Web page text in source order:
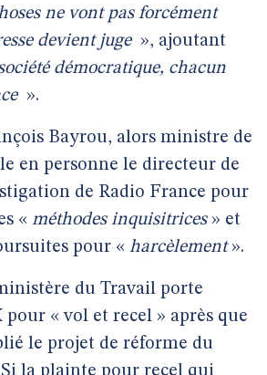
ne vont pas forcément
devient juge », ajoutant
démocratique, chacun
».
Bayrou, alors ministre de
en personne le directeur de
de Radio France pour
« méthodes inquisitrices» et
pour « harcèlement».
du Travail porte
« vol et recel » après que
le projet de réforme du
la plainte pour recel qui